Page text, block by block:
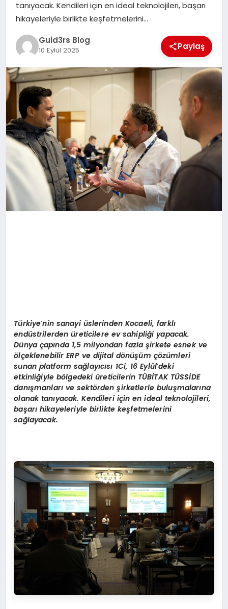
tanıyacak. Kendileri için en ideal teknolojileri, başarı
hikayeleriyle birlikte keşfetmelerini…
Guid3rs Blog
10 Eylül 2025 Paylaş
Türkiye’nin sanayi üslerinden Kocaeli, farklı
endüstrilerden üreticilere ev sahipliği yapacak.
Dünya çapında 1,5 milyondan fazla şirkete esnek ve
ölçeklenebilir ERP ve dijital dönüşüm çözümleri
sunan platform sağlayıcısı 1Ci, 16 Eylül’deki
etkinliğiyle bölgedeki üreticilerin TÜBİTAK TÜSSİDE
danışmanları ve sektördenşirketlerle buluşmalarına
olanak tanıyacak. Kendileri için en ideal teknolojileri,
başarı hikayeleriyle birlikte keşfetmelerini
sağlayacak.